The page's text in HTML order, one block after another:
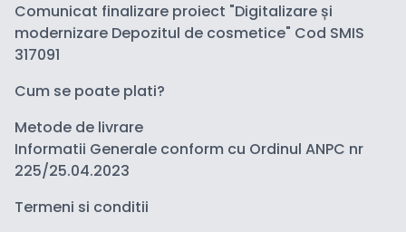
Comunicat finalizare proiect "Digitalizare și
modernizare Depozitul de cosmetice" Cod SMIS
317091
Cum se poate plati?
Metode de livrare
Informatii Generale conform cu Ordinul ANPC nr
225/25.04.2023
Termeni si conditii